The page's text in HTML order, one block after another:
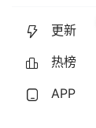
更新
热榜
APP